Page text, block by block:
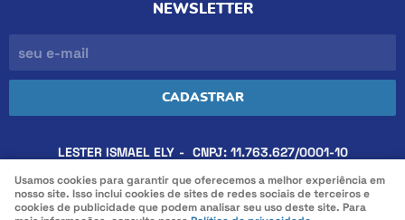
NEWSLETTER
CADASTRAR
LESTER ISMAEL ELY CNPJ: 11.763.627/0001-10
LOJA VIRTUAL CRIADA POR
Usamos cookies para garantir que oferecemos a melhor experiência em
nosso site. Isso inclui cookies de sites de redes sociais de terceiros e
cookies de publicidade que podem analisar seu uso deste site. Para